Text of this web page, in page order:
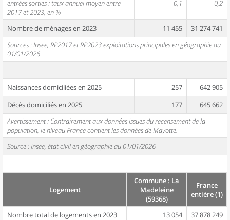
entrées sorties : taux annuel moyen entre
2017 et 2023, en %
–0,1 0,2
Nombre de ménages en 2023 11 455
31 274 741
Sources : Insee, RP2017 et RP2023 exploitations principales en géographie au
01/01/2026
Naissances domiciliées en 2025 257
642 905
Décès domiciliés en 2025
177
645 662
Avertissement : Contrairement aux données issues du recensement de la
population, le niveau France contient les données de Mayotte.
Source : Insee, état civil en géographie au 01/01/2026
Logement
Commune : La
Madeleine
(59368)
France
entière (1)
Nombre total de logements en 2023 13 054
37 878 249